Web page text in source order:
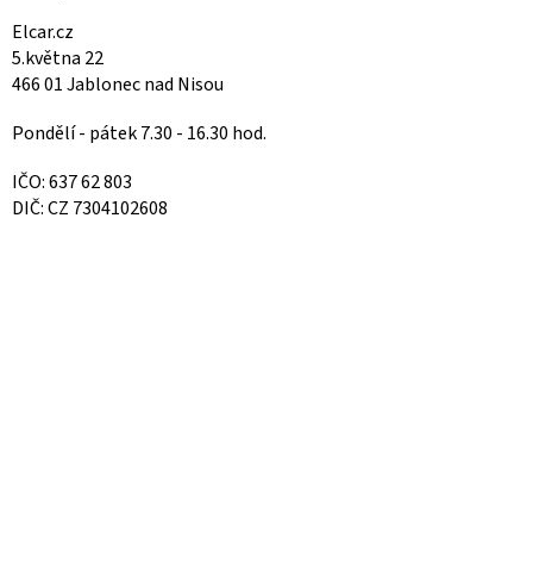
Elcar.cz
5.května 22
466 01 Jablonec nad Nisou
Pondělí - pátek 7.30 - 16.30 hod.
IČO: 637 62 803
DIČ: CZ 7304102608